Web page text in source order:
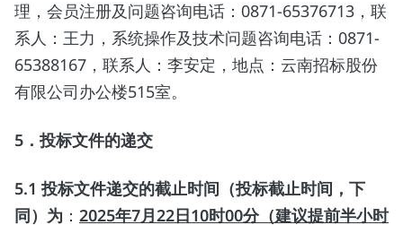
理，会员注册及问题咨询电话：0871-65376713，联
系人：王力，系统操作及技术问题咨询电话：0871-
65388167，联系人：李安定，地点：云南招标股份
有限公司办公楼515室。
5 ．投标文件的递交
5.1 投标文件递交的截止时间（投标截止时间，下
同）为 ： 2025年7月22日10时00分（建议提前半小时